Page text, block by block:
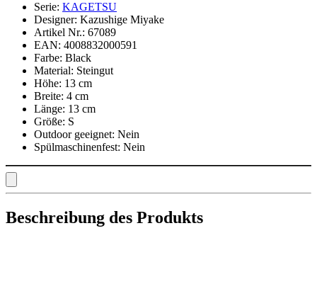
Serie: KAGETSU
Designer: Kazushige Miyake
Artikel Nr.: 67089
EAN: 4008832000591
Farbe: Black
Material: Steingut
Höhe: 13 cm
Breite: 4 cm
Länge: 13 cm
Größe: S
Outdoor geeignet: Nein
Spülmaschinenfest: Nein
Beschreibung des Produkts